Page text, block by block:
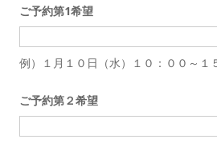
ご予約第1希望
例）１月１０日（水）１０：００～１
ご予約第２希望